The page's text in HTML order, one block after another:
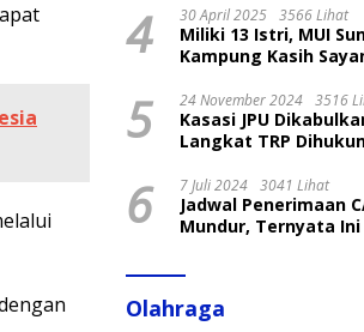
4 30 April 2025 3566 Lihat
Miliki 13 Istri, MUI
Kampung Kasih
5 24 November 2024 3516
Kasasi JPU
Langkat TRP
6 7 Juli 2024 3041 Lihat
Jadwal Penerimaan
Mundur, Ternyata
Olahraga